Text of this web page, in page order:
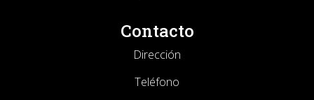
Contacto
Dirección
Teléfono